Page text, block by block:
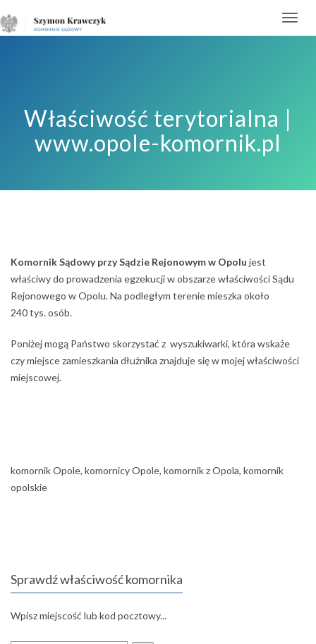
Właściwość terytorialna |
www.opole-komornik.pl
Komornik Sądowy przy Sądzie Rejonowym w Opolu jest
właściwy do prowadzenia egzekucji w obszarze właściwości Sądu
Rejonowego w Opolu. Na podległym terenie mieszka około
240 tys. osób.
Poniżej mogą Państwo skorzystać z wyszukiwarki, która wskaże
czy miejsce zamieszkania dłużnika znajduje się w mojej właściwości
miejscowej.
komornik Opole, komornicy Opole, komornik z Opola, komornik
opolskie
Sprawdź właściwość komornika
Wpisz miejscość lub kod pocztowy...